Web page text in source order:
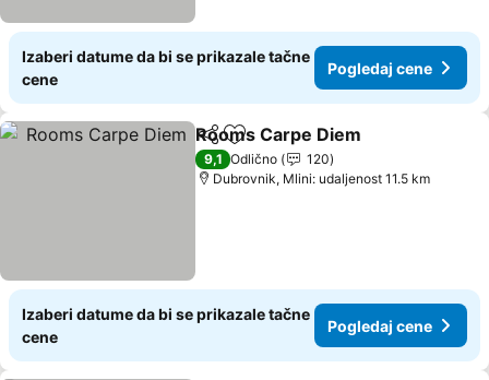
Izaberi datume da bi se prikazale tačne
cene
Pogledaj cene
Deli Dodati u favorite
Rooms Carpe Diem
9,1 Odlično
120
Dubrovnik, Mlini: udaljenost 11.5 km
Izaberi datume da bi se prikazale tačne
cene
Pogledaj cene